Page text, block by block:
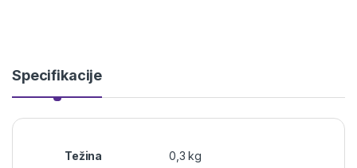
Specifikacije
Težina 0,3 kg